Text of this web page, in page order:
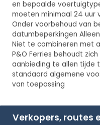
en bepaalde
moeten minimaal 24 uur
Onder voorbehoud van
datumbeperkingen
Niet te combineren met
P&O Ferries behoudt
aanbieding te allen tijde
standaard algemene
van toepassing
Verkopers, routes